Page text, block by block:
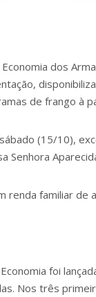
dos
de frango à
(15/10),
Senhora
familiar de
foi
Nos três